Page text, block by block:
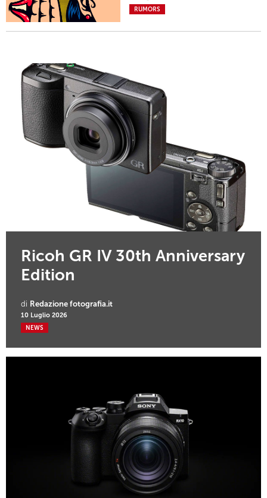
RUMORS
Ricoh GR IV 30th Anniversary
Edition
di Redazione fotografia.it
10 Luglio 2026
NEWS